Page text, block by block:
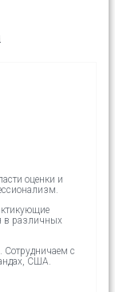
оценки и
в различных
Сотрудничаем с
США.